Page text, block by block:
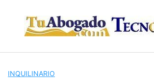
content
INQUILINARIO